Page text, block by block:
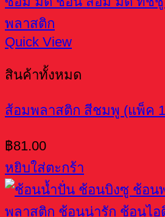
Quick View
สินค้าทั้งหมด
ส้อมพลาสติก สีชมพู (แพ็ค
฿81.00
หยิบใส่ตะกร้า